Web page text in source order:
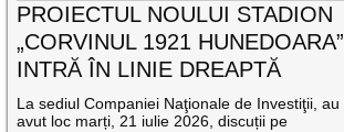
PROIECTUL NOULUI STADION
„CORVINUL 1921 HUNEDOARA”
INTRĂ ÎN LINIE DREAPTĂ
La sediul Companiei Naţionale de Investiţii, au
avut loc marți, 21 iulie 2026, discuții pe